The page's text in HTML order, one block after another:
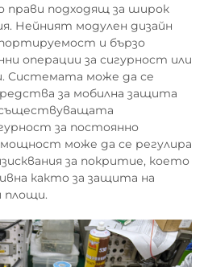
прави подходящ за широк
Нейният модулен дизайн
и бързо
операции за сигурност или
Системата може да се
за мобилна защита
съществуващата
за постоянно
мощност може да се регулира
за покритие, което
както за защита на
площи.